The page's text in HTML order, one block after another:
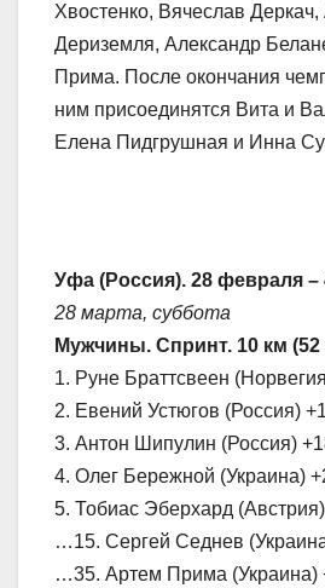
Хвостенко, Вячеслав
Дериземля, Александр
Прима. После окончания
ним присоединятся Вита и
Елена Пидгрушная и Инна
Уфа (Россия). 28 февраля –
28 марта, суббота
Мужчины. Спринт. 10 км (52
1. Руне Браттсвеен
2. Евений Устюгов (Россия)
3. Антон Шипулин (Россия)
4. Олег Бережной (Украина)
5. Тобиас Эберхард
…15. Сергей Седнев
…35. Артем Прима (Украина)